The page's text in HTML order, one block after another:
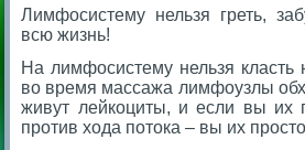
Лимфосистему нельзя греть,
всю жизнь!
На лимфосистему нельзя класть
во время массажа лимфоузлы
живут лейкоциты, и если вы их
против хода потока – вы их